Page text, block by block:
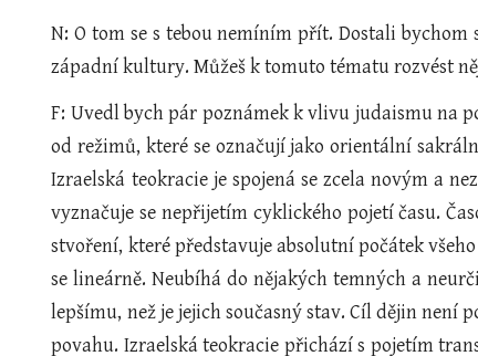
N: O tom se s tebou nemíním přít. Dostali
západní kultury. Můžeš k tomuto tématu rozvést
F: Uvedl bych pár poznámek k vlivu judaismu na
od režimů, které se označují jako orientální
Izraelská teokracie je spojená se zcela novým a
vyznačuje se nepřijetím cyklického pojetí času.
stvoření, které představuje absolutní počátek
se lineárně. Neubíhá do nějakých temných a
lepšímu, než je jejich současný stav. Cíl dějin není
povahu. Izraelská teokracie přichází s pojetím